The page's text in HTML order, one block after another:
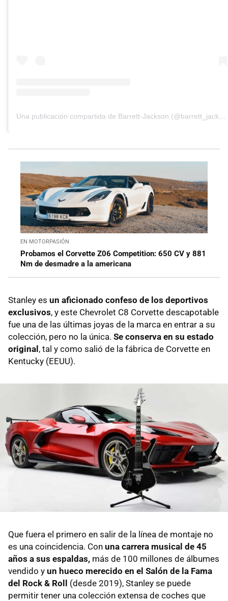
Una publicación compartida de Barrett-Jackson (@barrett_jackson)
EN MOTORPASIÓN
Probamos el Corvette Z06 Competition: 650 CV y 881
Nm de desmadre a la americana
Stanley es un aficionado confeso de los deportivos
exclusivos, y este Chevrolet C8 Corvette descapotable
fue una de las últimas joyas de la marca en entrar a su
colección, pero no la única. Se conserva en su estado
original, tal y como salió de la fábrica de Corvette en
Kentucky (EEUU).
Que fuera el primero en salir de la línea de montaje no
es una coincidencia. Con una carrera musical de 45
años a sus espaldas, más de 100 millones de álbumes
vendido y un hueco merecido en el Salón de la Fama
del Rock & Roll (desde 2019), Stanley se puede
permitir tener una colección extensa de coches que